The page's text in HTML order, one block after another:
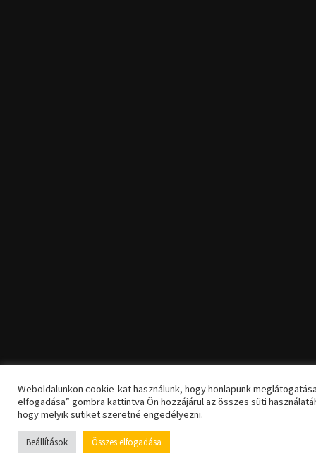
Weboldalunkon cookie-kat használunk, hogy honlapunk
elfogadása” gombra kattintva Ön hozzájárul az összes süti
hogy melyik sütiket szeretné engedélyezni.
Beállítások Összes elfogadása